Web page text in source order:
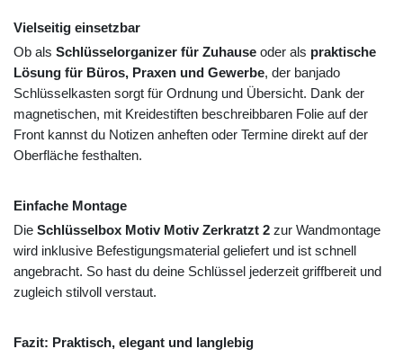
Vielseitig einsetzbar
Ob als Schlüsselorganizer für Zuhause oder als praktische
Lösung für Büros, Praxen und Gewerbe, der banjado
Schlüsselkasten sorgt für Ordnung und Übersicht. Dank der
magnetischen, mit Kreidestiften beschreibbaren Folie auf der
Front kannst du Notizen anheften oder Termine direkt auf der
Oberfläche festhalten.
Einfache Montage
Die Schlüsselbox Motiv Motiv Zerkratzt 2 zur Wandmontage
wird inklusive Befestigungsmaterial geliefert und ist schnell
angebracht. So hast du deine Schlüssel jederzeit griffbereit und
zugleich stilvoll verstaut.
Fazit: Praktisch, elegant und langlebig